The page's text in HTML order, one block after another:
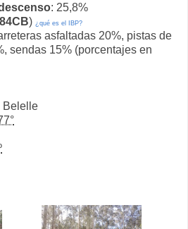
: 25,8%
) ¿qué es el IBP?
asfaltadas 20%, pistas de
sendas 15% (porcentajes en
Belelle